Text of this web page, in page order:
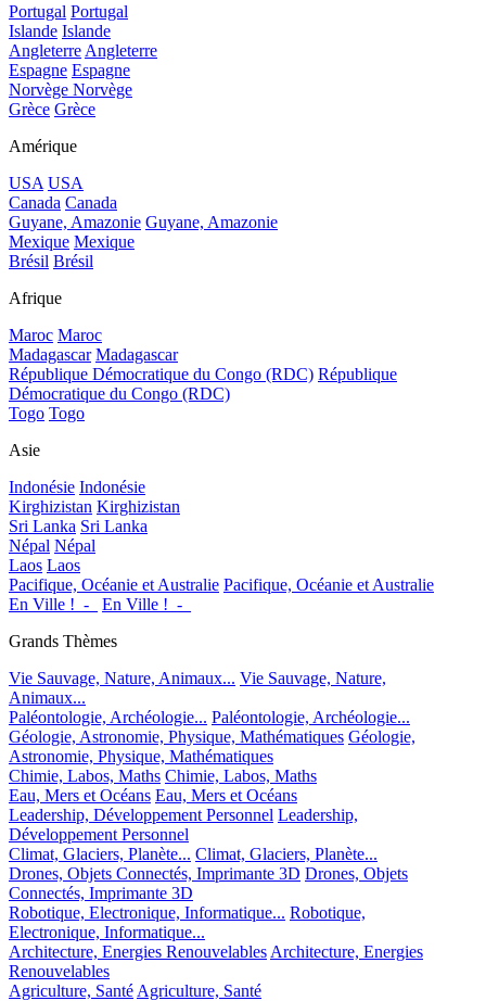
Portugal Portugal
Islande Islande
Angleterre Angleterre
Espagne Espagne
Norvège Norvège
Grèce Grèce
Amérique
USA USA
Canada Canada
Guyane, Amazonie Guyane, Amazonie
Mexique Mexique
Brésil Brésil
Afrique
Maroc Maroc
Madagascar Madagascar
République Démocratique du Congo (RDC) République
Démocratique du Congo (RDC)
Togo Togo
Asie
Indonésie Indonésie
Kirghizistan Kirghizistan
Sri Lanka Sri Lanka
Népal Népal
Laos Laos
Pacifique, Océanie et Australie Pacifique, Océanie et Australie
En Ville !_-_
En Ville !_-_
Grands Thèmes
Vie Sauvage, Nature, Animaux... Vie Sauvage, Nature,
Animaux...
Paléontologie, Archéologie... Paléontologie, Archéologie...
Géologie, Astronomie, Physique, Mathématiques Géologie,
Astronomie, Physique, Mathématiques
Chimie, Labos, Maths Chimie, Labos, Maths
Eau, Mers et Océans Eau, Mers et Océans
Leadership, Développement Personnel Leadership,
Développement Personnel
Climat, Glaciers, Planète... Climat, Glaciers, Planète...
Drones, Objets Connectés, Imprimante 3D Drones, Objets
Connectés, Imprimante 3D
Robotique, Electronique, Informatique... Robotique,
Electronique, Informatique...
Architecture, Energies Renouvelables Architecture, Energies
Renouvelables
Agriculture, Santé Agriculture, Santé